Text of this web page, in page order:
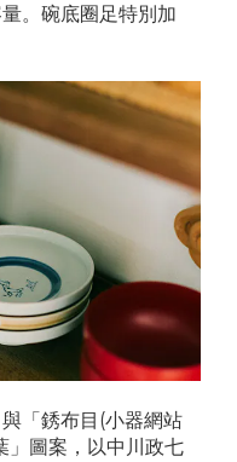
。碗底圈足特別加
「銹布目(小器網站
」圖案，以中川政七